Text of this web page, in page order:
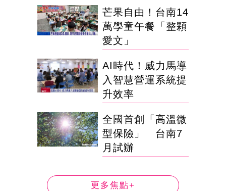
芒果自由！台南14
萬學童午餐「整顆
愛文」
AI時代！威力馬導
入智慧營運系統提
升效率
全國首創「高溫微
型保險」 台南7
月試辦
更多焦點+